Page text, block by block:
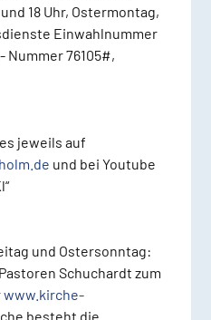
18 Uhr, Ostermontag,
Einwahlnummer
Nummer 76105#,
jeweils auf
und bei Youtube
und Ostersonntag:
Schuchardt zum
www.kirche-
besteht die